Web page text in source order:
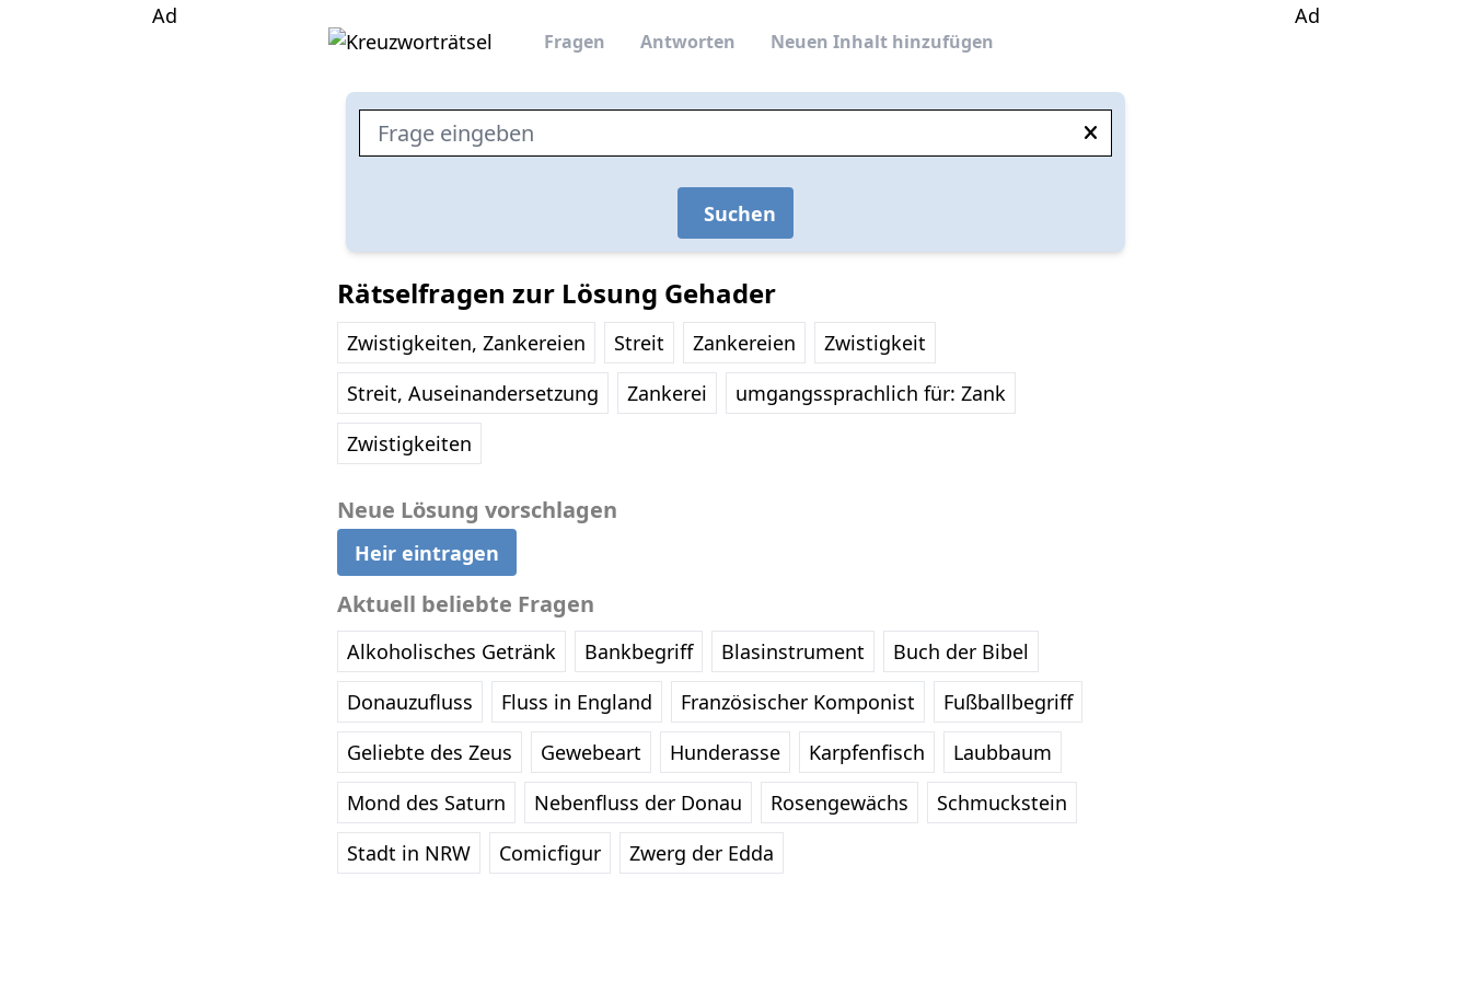
Fragen Antworten Neuen Inhalt hinzufügen
Ad Ad
Suchen
Rätselfragen zur Lösung Gehader
Zwistigkeiten, Zankereien Streit Zankereien
Zwistigkeit
Streit, Auseinandersetzung
Zankerei
umgangssprachlich für: Zank
Zwistigkeiten
Neue Lösung vorschlagen
Heir eintragen
Aktuell beliebte Fragen
Alkoholisches Getränk Bankbegriff Blasinstrument
Buch der Bibel
Donauzufluss
Fluss in England Französischer Komponist
Fußballbegriff
Geliebte des Zeus
Gewebeart Hunderasse Karpfenfisch
Laubbaum
Mond des Saturn
Nebenfluss der Donau Rosengewächs
Schmuckstein
Stadt in NRW
Comicfigur Zwerg der Edda